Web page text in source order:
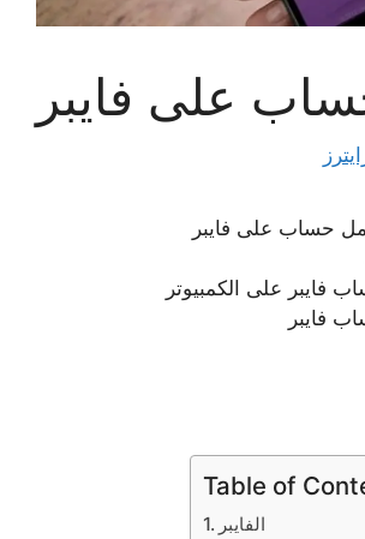
على فايبر
فايبر على الكمبيوتر
فايبر
Table of
الفايبر